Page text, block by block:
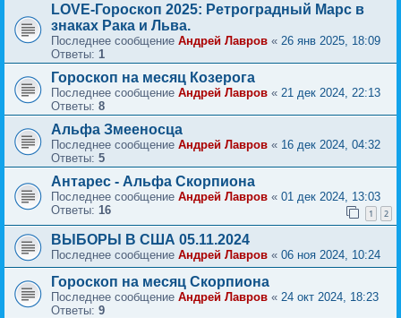
LOVE-Гороскоп 2025: Ретроградный Марс в
знаках Рака и Льва.
Последнее сообщение Андрей Лавров « 26 янв 2025, 18:09
Ответы: 1
Гороскоп на месяц Козерога
Последнее сообщение Андрей Лавров « 21 дек 2024, 22:13
Ответы: 8
Альфа Змееносца
Последнее сообщение Андрей Лавров « 16 дек 2024, 04:32
Ответы: 5
Антарес - Альфа Скорпиона
Последнее сообщение Андрей Лавров « 01 дек 2024, 13:03
Ответы: 16 1 2
ВЫБОРЫ В США 05.11.2024
Последнее сообщение Андрей Лавров « 06 ноя 2024, 10:24
Гороскоп на месяц Скорпиона
Последнее сообщение Андрей Лавров « 24 окт 2024, 18:23
Ответы: 9